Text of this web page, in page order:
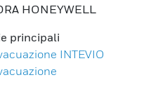
HONEYWELL
principali
INTEVIO